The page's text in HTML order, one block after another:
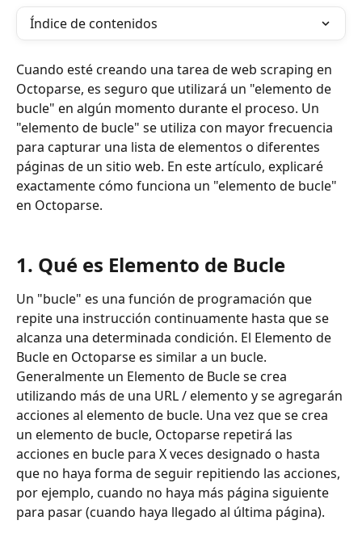
Índice de contenidos
Cuando esté creando una tarea de web scraping en
Octoparse, es seguro que utilizará un "elemento de
bucle" en algún momento durante el proceso. Un
"elemento de bucle" se utiliza con mayor frecuencia
para capturar una lista de elementos o diferentes
páginas de un sitio web. En este artículo, explicaré
exactamente cómo funciona un "elemento de bucle"
en Octoparse.
1. Qué es Elemento de Bucle
Un "bucle" es una función de programación que
repite una instrucción continuamente hasta que se
alcanza una determinada condición. El Elemento de
Bucle en Octoparse es similar a un bucle.
Generalmente un Elemento de Bucle se crea
utilizando más de una URL / elemento y se agregarán
acciones al elemento de bucle. Una vez que se crea
un elemento de bucle, Octoparse repetirá las
acciones en bucle para X veces designado o hasta
que no haya forma de seguir repitiendo las acciones,
por ejemplo, cuando no haya más página siguiente
para pasar (cuando haya llegado al última página).